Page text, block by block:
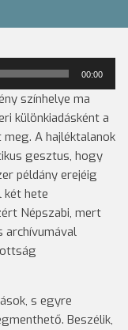
00:00
színhelye ma
különkiadásként a
A hajléktalanok
gesztus, hogy
példány erejéig
két hete
Népszabi, mert
archívumával
s egyre
Beszélik,